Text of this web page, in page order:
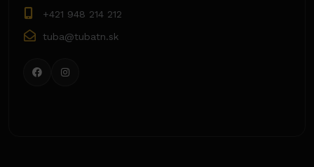
+421 948 214 212
tuba@tubatn.sk